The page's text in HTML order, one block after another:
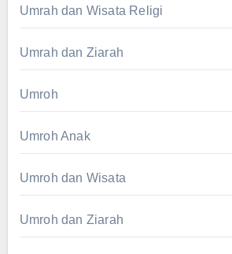
Umrah dan Wisata Religi
Umrah dan Ziarah
Umroh
Umroh Anak
Umroh dan Wisata
Umroh dan Ziarah